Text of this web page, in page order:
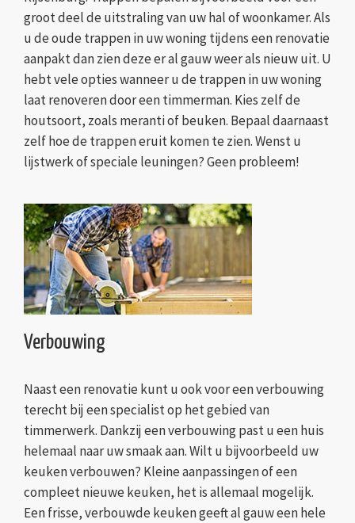
groot deel de uitstraling van uw hal of woonkamer. Als
u de oude trappen in uw woning tijdens een renovatie
aanpakt dan zien deze er al gauw weer als nieuw uit. U
hebt vele opties wanneer u de trappen in uw woning
laat renoveren door een timmerman. Kies zelf de
houtsoort, zoals meranti of beuken. Bepaal daarnaast
zelf hoe de trappen eruit komen te zien. Wenst u
lijstwerk of speciale leuningen? Geen probleem!
Verbouwing
Naast een renovatie kunt u ook voor een verbouwing
terecht bij een specialist op het gebied van
timmerwerk. Dankzij een verbouwing past u een huis
helemaal naar uw smaak aan. Wilt u bijvoorbeeld uw
keuken verbouwen? Kleine aanpassingen of een
compleet nieuwe keuken, het is allemaal mogelijk.
Een frisse, verbouwde keuken geeft al gauw een hele